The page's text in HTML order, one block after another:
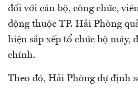
đối với cán bộ, công chức,
động thuộc TP. Hải Phòng
hiện sắp xếp tổ chức bộ máy,
chính.
Theo đó, Hải Phòng dự định